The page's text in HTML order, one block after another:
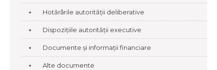
Hotărârile autorității deliberative
Dispozițiile autorității executive
Documente și informații financiare
Alte documente